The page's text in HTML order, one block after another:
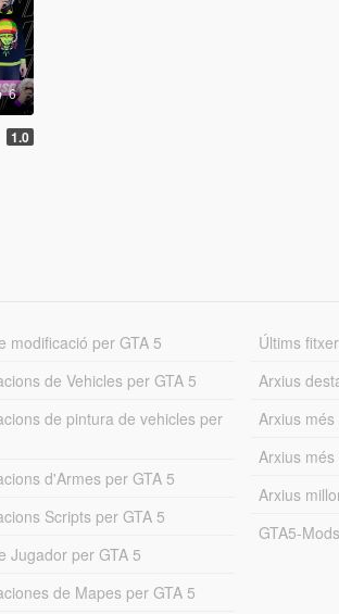
6
1.0
modificació per GTA 5
de Vehicles per GTA 5
de pintura de vehicles per
d'Armes per GTA 5
Scripts per GTA 5
Jugador per GTA 5
de Mapes per GTA 5
Últims
Arxius
Arxius
Arxius
Arxius
GTA5-